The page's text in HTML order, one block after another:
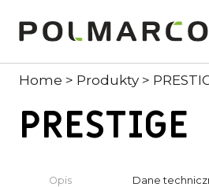
Home > Produkty >
PRESTIGE
Opis Dane